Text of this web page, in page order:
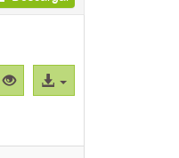
Vista
previa
Acceso
al